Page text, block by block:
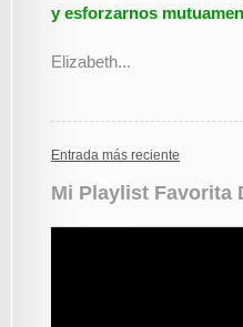
y esforzarnos
Elizabeth...
Entrada más reciente
Mi Playlist Favorita